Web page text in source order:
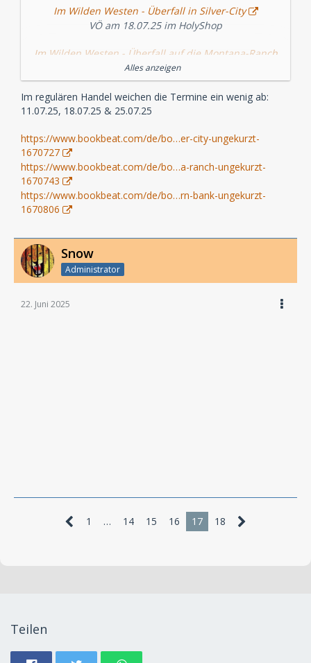
Im Wilden Westen - Überfall in Silver-City
VÖ am 18.07.25 im HolyShop
Im Wilden Westen - Überfall auf die Montana-Ranch
VÖ am 25.07.25 im HolyShop
Im Wilden Westen - Überfall auf die Western-Bank
Alles anzeigen
Im regulären Handel weichen die Termine ein wenig ab:
11.07.25, 18.07.25 & 25.07.25
https://www.bookbeat.com/de/bo…er-city-ungekurzt-
1670727
https://www.bookbeat.com/de/bo…a-ranch-ungekurzt-
1670743
https://www.bookbeat.com/de/bo…rn-bank-ungekurzt-
1670806
Snow
Administrator
22. Juni 2025
1 … 14 15 16 17 18
Teilen